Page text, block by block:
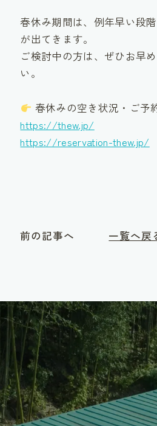
春休み期間は、例年早い段
が出てきます。
ご検討中の方は、ぜひお早
い。
春休みの空き状況・ご予
https://thew.jp/
https://reservation-thew.jp/
前の記事へ 一覧へ戻